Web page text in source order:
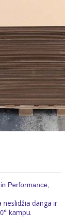
Performance,
neslidžia danga ir
kampu.